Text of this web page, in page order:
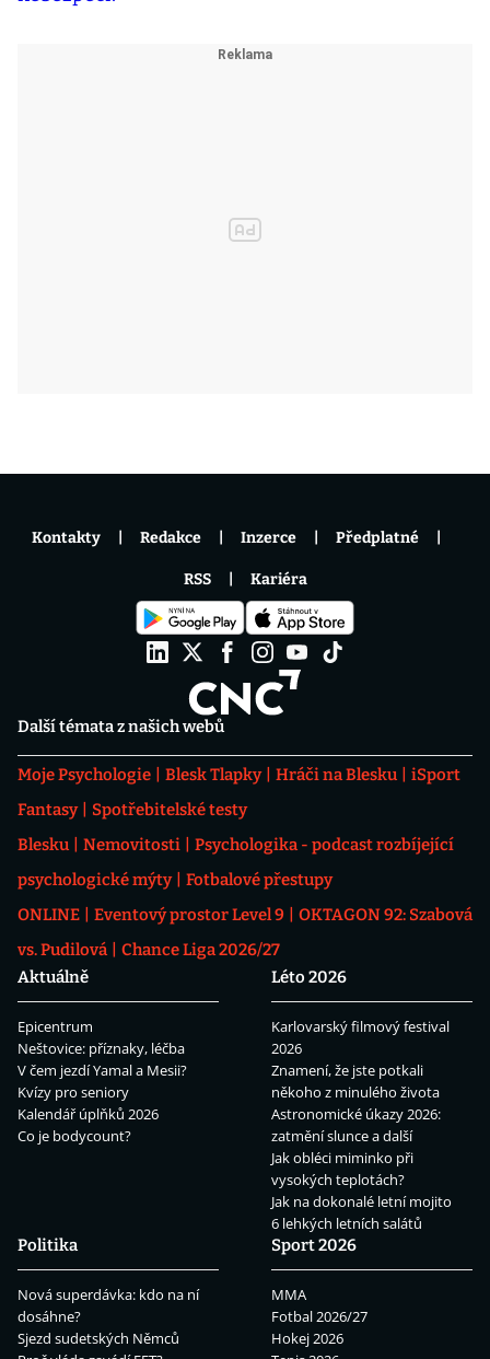
Další témata z našich webů
Moje Psychologie Blesk Tlapky Hráči na Blesku
iSport
Fantasy
Spotřebitelské testy
Blesku
Nemovitosti
Psychologika - podcast rozbíjející
psychologické mýty
Fotbalové přestupy
ONLINE
Eventový prostor Level 9
OKTAGON 92: Szabová
vs. Pudilová
Chance Liga 2026/27
Aktuálně
Epicentrum
Neštovice: příznaky, léčba
V čem jezdí Yamal a Mesii?
Kvízy pro seniory
Kalendář úplňků 2026
Co je bodycount?
Léto 2026
Karlovarský filmový festival
2026
Znamení, že jste potkali
někoho z minulého života
Astronomické úkazy 2026:
zatmění slunce a další
Jak obléci miminko při
vysokých teplotách?
Jak na dokonalé letní mojito
6 lehkých letních salátů
Politika
Nová superdávka: kdo na ní
dosáhne?
Sjezd sudetských Němců
Sport 2026
MMA
Fotbal 2026/27
Hokej 2026
Kontakty Redakce Inzerce Předplatné
RSS Kariéra